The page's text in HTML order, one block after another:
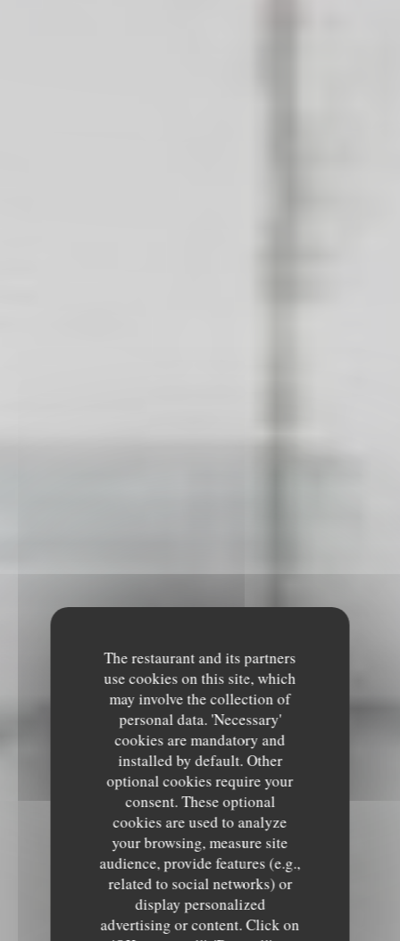
The restaurant and its partners
use cookies on this site, which
may involve the collection of
personal data. 'Necessary'
cookies are mandatory and
installed by default. Other
optional cookies require your
consent. These optional
cookies are used to analyze
your browsing, measure site
audience, provide features (e.g.,
related to social networks) or
display personalized
advertising or content. Click on